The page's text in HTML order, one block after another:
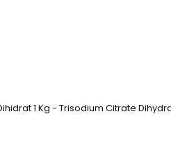
1 Kg - Trisodium Citrate